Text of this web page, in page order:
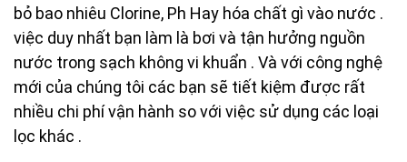
bỏ bao nhiêu Clorine, Ph Hay hóa chất gì vào nước .
việc duy nhất bạn làm là bơi và tận hưởng nguồn
nước trong sạch không vi khuẩn . Và với công nghệ
mới của chúng tôi các bạn sẽ tiết kiệm được rất
nhiều chi phí vận hành so với việc sử dụng các loại
lọc khác .